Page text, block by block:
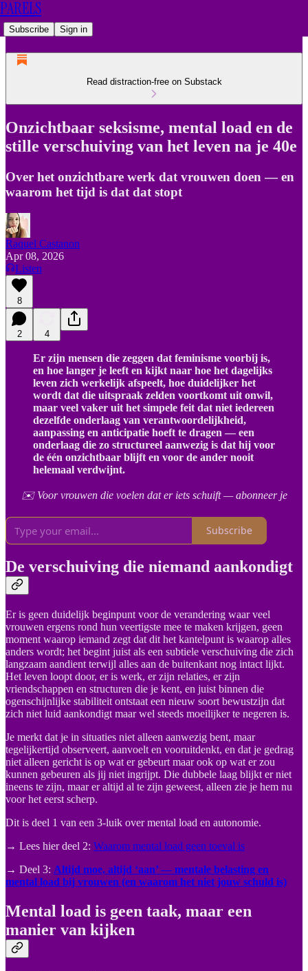
PARELS
Subscribe Sign in
Read distraction-free on Substack
Onzichtbaar seksisme, mental load en de
stille verschuiving van het leven na je 40e
Over het onzichtbare werk dat vrouwen doen — en
waarom het tijd is dat dat stopt
Raquel Castanon
Apr 08, 2026
Listen
8
2 4
Er zijn mensen die zeggen dat feminisme voorbij is,
en hoe langer je leeft en kijkt naar hoe het dagelijks
leven zich werkelijk afspeelt, hoe duidelijker het
wordt dat die uitspraak zelden voortkomt uit onwil,
maar veel vaker uit het simpele feit dat niet iedereen
dezelfde onderlaag van verantwoordelijkheid,
aanpassing en anticipatie hoeft te dragen — een
onderlaag die zo structureel aanwezig is dat hij voor
de één onzichtbaar blijft en voor de ander nooit
helemaal verdwijnt.
✉️ Voor vrouwen die voelen dat er iets schuift — abonneer je
Subscribe
De verschuiving die niemand aankondigt
Er is geen duidelijk beginpunt voor de verandering waar veel
vrouwen ergens rond hun veertigste mee te maken krijgen, geen
moment waarop iemand zegt dat dit het kantelpunt is waarop alles
anders wordt; het begint juist als een subtiele verschuiving die zich
langzaam aandient terwijl alles aan de buitenkant nog intact lijkt.
Het leven loopt door, er is werk, er zijn relaties, er zijn
vriendschappen en structuren die je kent, en juist binnen die
ogenschijnlijke stabiliteit ontstaat een nieuw soort bewustzijn dat
zich niet luid aankondigt maar wel steeds moeilijker te negeren is.
Je merkt dat je in situaties niet alleen aanwezig bent, maar
tegelijkertijd observeert, aanvoelt en vooruitdenkt, en dat je gedrag
niet alleen gericht is op wat er gebeurt maar ook op wat er zou
kunnen gebeuren als jij niet ingrijpt. Die dubbele laag blijkt er niet
ineens te zijn, maar er altijd al te zijn geweest, alleen zie je hem nu
voor het eerst scherp.
Dit is deel 1 van een 3-luik over mental load en autonomie.
→ Lees hier deel 2: Waarom mental load geen toeval is
→ Deel 3: Altijd moe, altijd ‘aan’ — mentale belasting en
mental load bij vrouwen (en waarom het niet jouw schuld is)
Mental load is geen taak, maar een
manier van kijken